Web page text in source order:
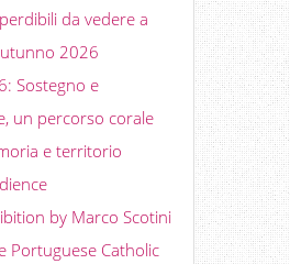
da vedere a
2026
Sostegno e
un percorso corale
e territorio
by Marco Scotini
Portuguese Catholic